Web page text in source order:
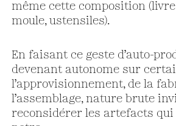
même cette composition
moule, ustensiles).
En faisant ce geste d’auto-
devenant autonome sur
l’approvisionnement, de la
l’assemblage, nature brute
reconsidérer les artefacts